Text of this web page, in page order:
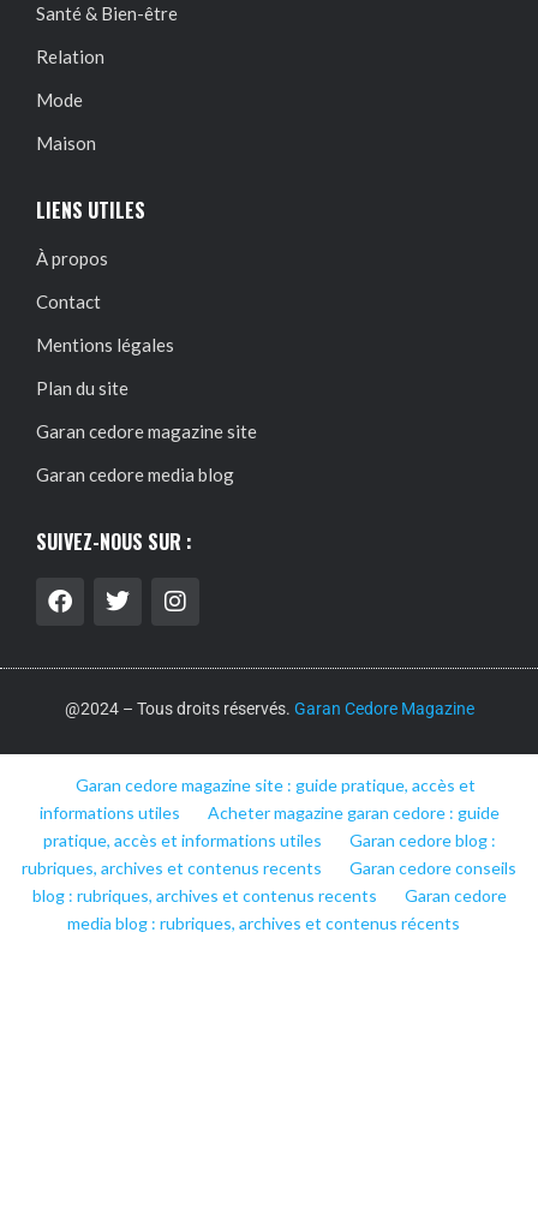
Santé & Bien-être
Relation
Mode
Maison
LIENS UTILES
À propos
Contact
Mentions légales
Plan du site
Garan cedore magazine site
Garan cedore media blog
SUIVEZ-NOUS SUR :
@2024 – Tous droits réservés. Garan Cedore Magazine
Garan cedore magazine site : guide pratique, accès et
informations utiles
Acheter magazine garan cedore : guide
pratique, accès et informations utiles
Garan cedore blog :
rubriques, archives et contenus recents
Garan cedore conseils
blog : rubriques, archives et contenus recents
Garan cedore
media blog : rubriques, archives et contenus récents